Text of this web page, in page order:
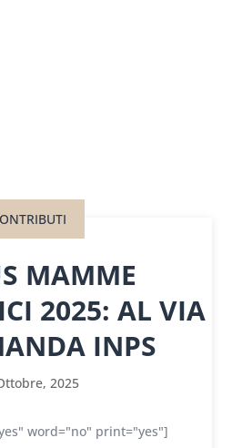
MAMME
2025: AL VIA
INPS
2025
word="no" print="yes"]